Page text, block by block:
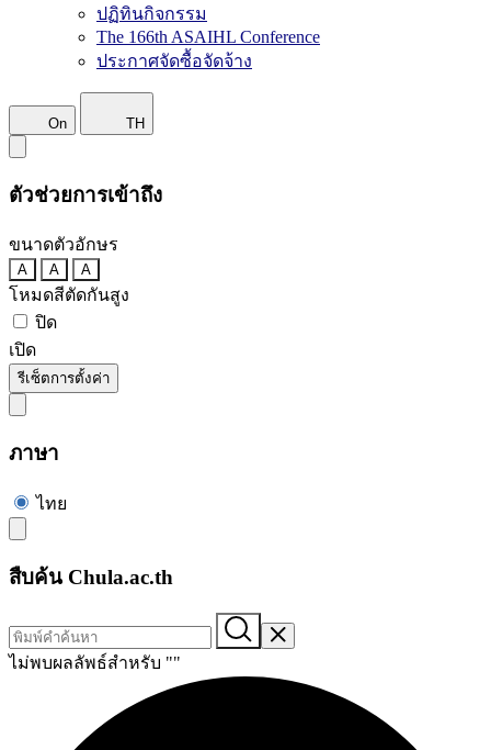
ปฏิทินกิจกรรม
The 166th ASAIHL Conference
ประกาศจัดซื้อจัดจ้าง
On TH
ตัวช่วยการเข้าถึง
ขนาดตัวอักษร
A A A
โหมดสีตัดกันสูง
ปิด
เปิด
รีเซ็ตการตั้งค่า
ภาษา
ไทย
สืบค้น Chula.ac.th
ไม่พบผลลัพธ์สำหรับ ""